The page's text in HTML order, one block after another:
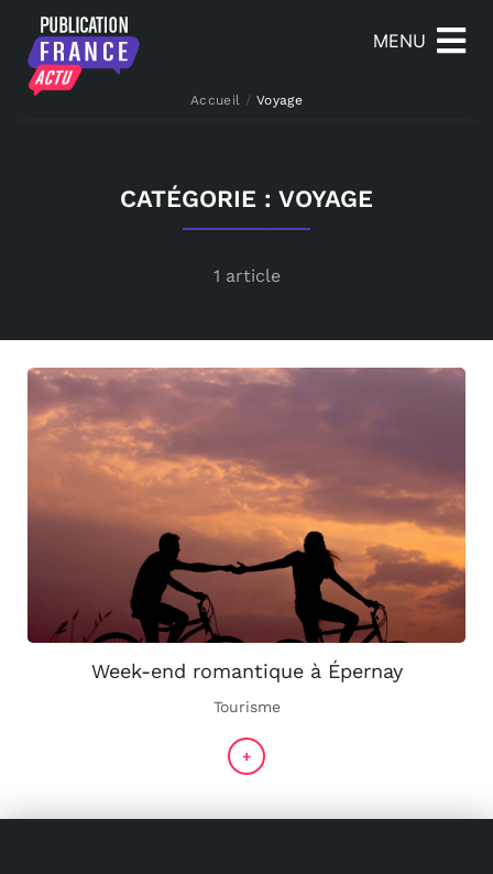
MENU
Accueil / Voyage
CATÉGORIE : VOYAGE
1 article
Week-end romantique à Épernay
Tourisme
+